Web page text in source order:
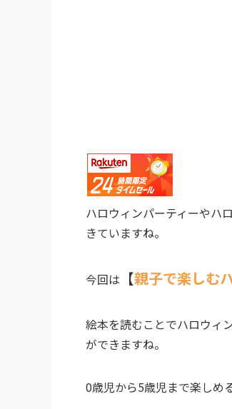
ハロウィンパーティーやハ
きていますね。
今回は 【親子で楽しむ
絵本を読むことでハロウィ
ができますね。
0歳児から5歳児まで楽しめ